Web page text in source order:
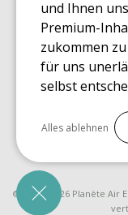
PFLEGERATGEBER
Pflegeratgeber für Ihr
ENDECKUNGSTOUR
Was Sie über Freizeit
EINKAUFSRATGEBER
© 2008 - 2026 Planète Air
und Ihnen
Premium-
zukommen
für uns
selbst
Alles
Notwendige
Für den
Alles ablehnen